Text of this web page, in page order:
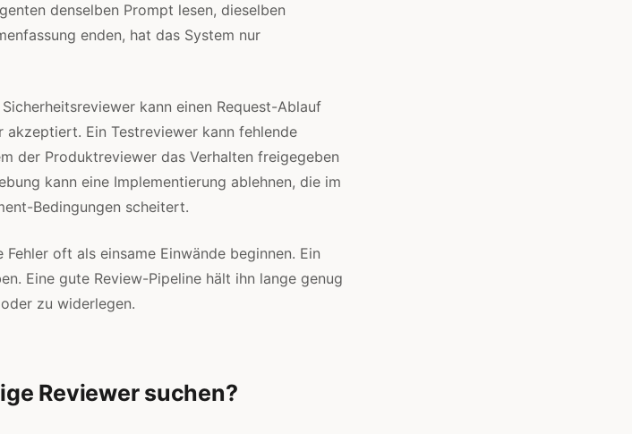
denselben Prompt lesen, dieselben
enden, hat das System nur
kann einen Request-Ablauf
Ein Testreviewer kann fehlende
der Produktreviewer das Verhalten freigegeben
kann eine Implementierung ablehnen, die im
Bedingungen scheitert.
oft als einsame Einwände beginnen. Ein
Eine gute Review-Pipeline hält ihn lange genug
zu widerlegen.
Reviewer suchen?